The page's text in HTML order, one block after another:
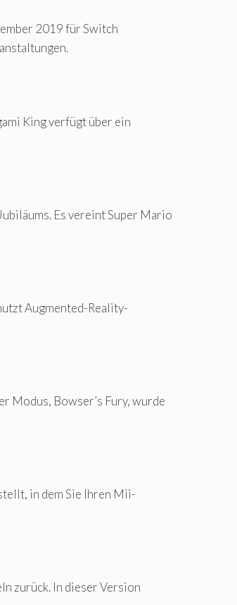
2019 für Switch
King verfügt über ein
Es vereint Super Mario
Augmented-Reality-
Modus, Bowser’s Fury, wurde
in dem Sie Ihren Mii-
zurück. In dieser Version